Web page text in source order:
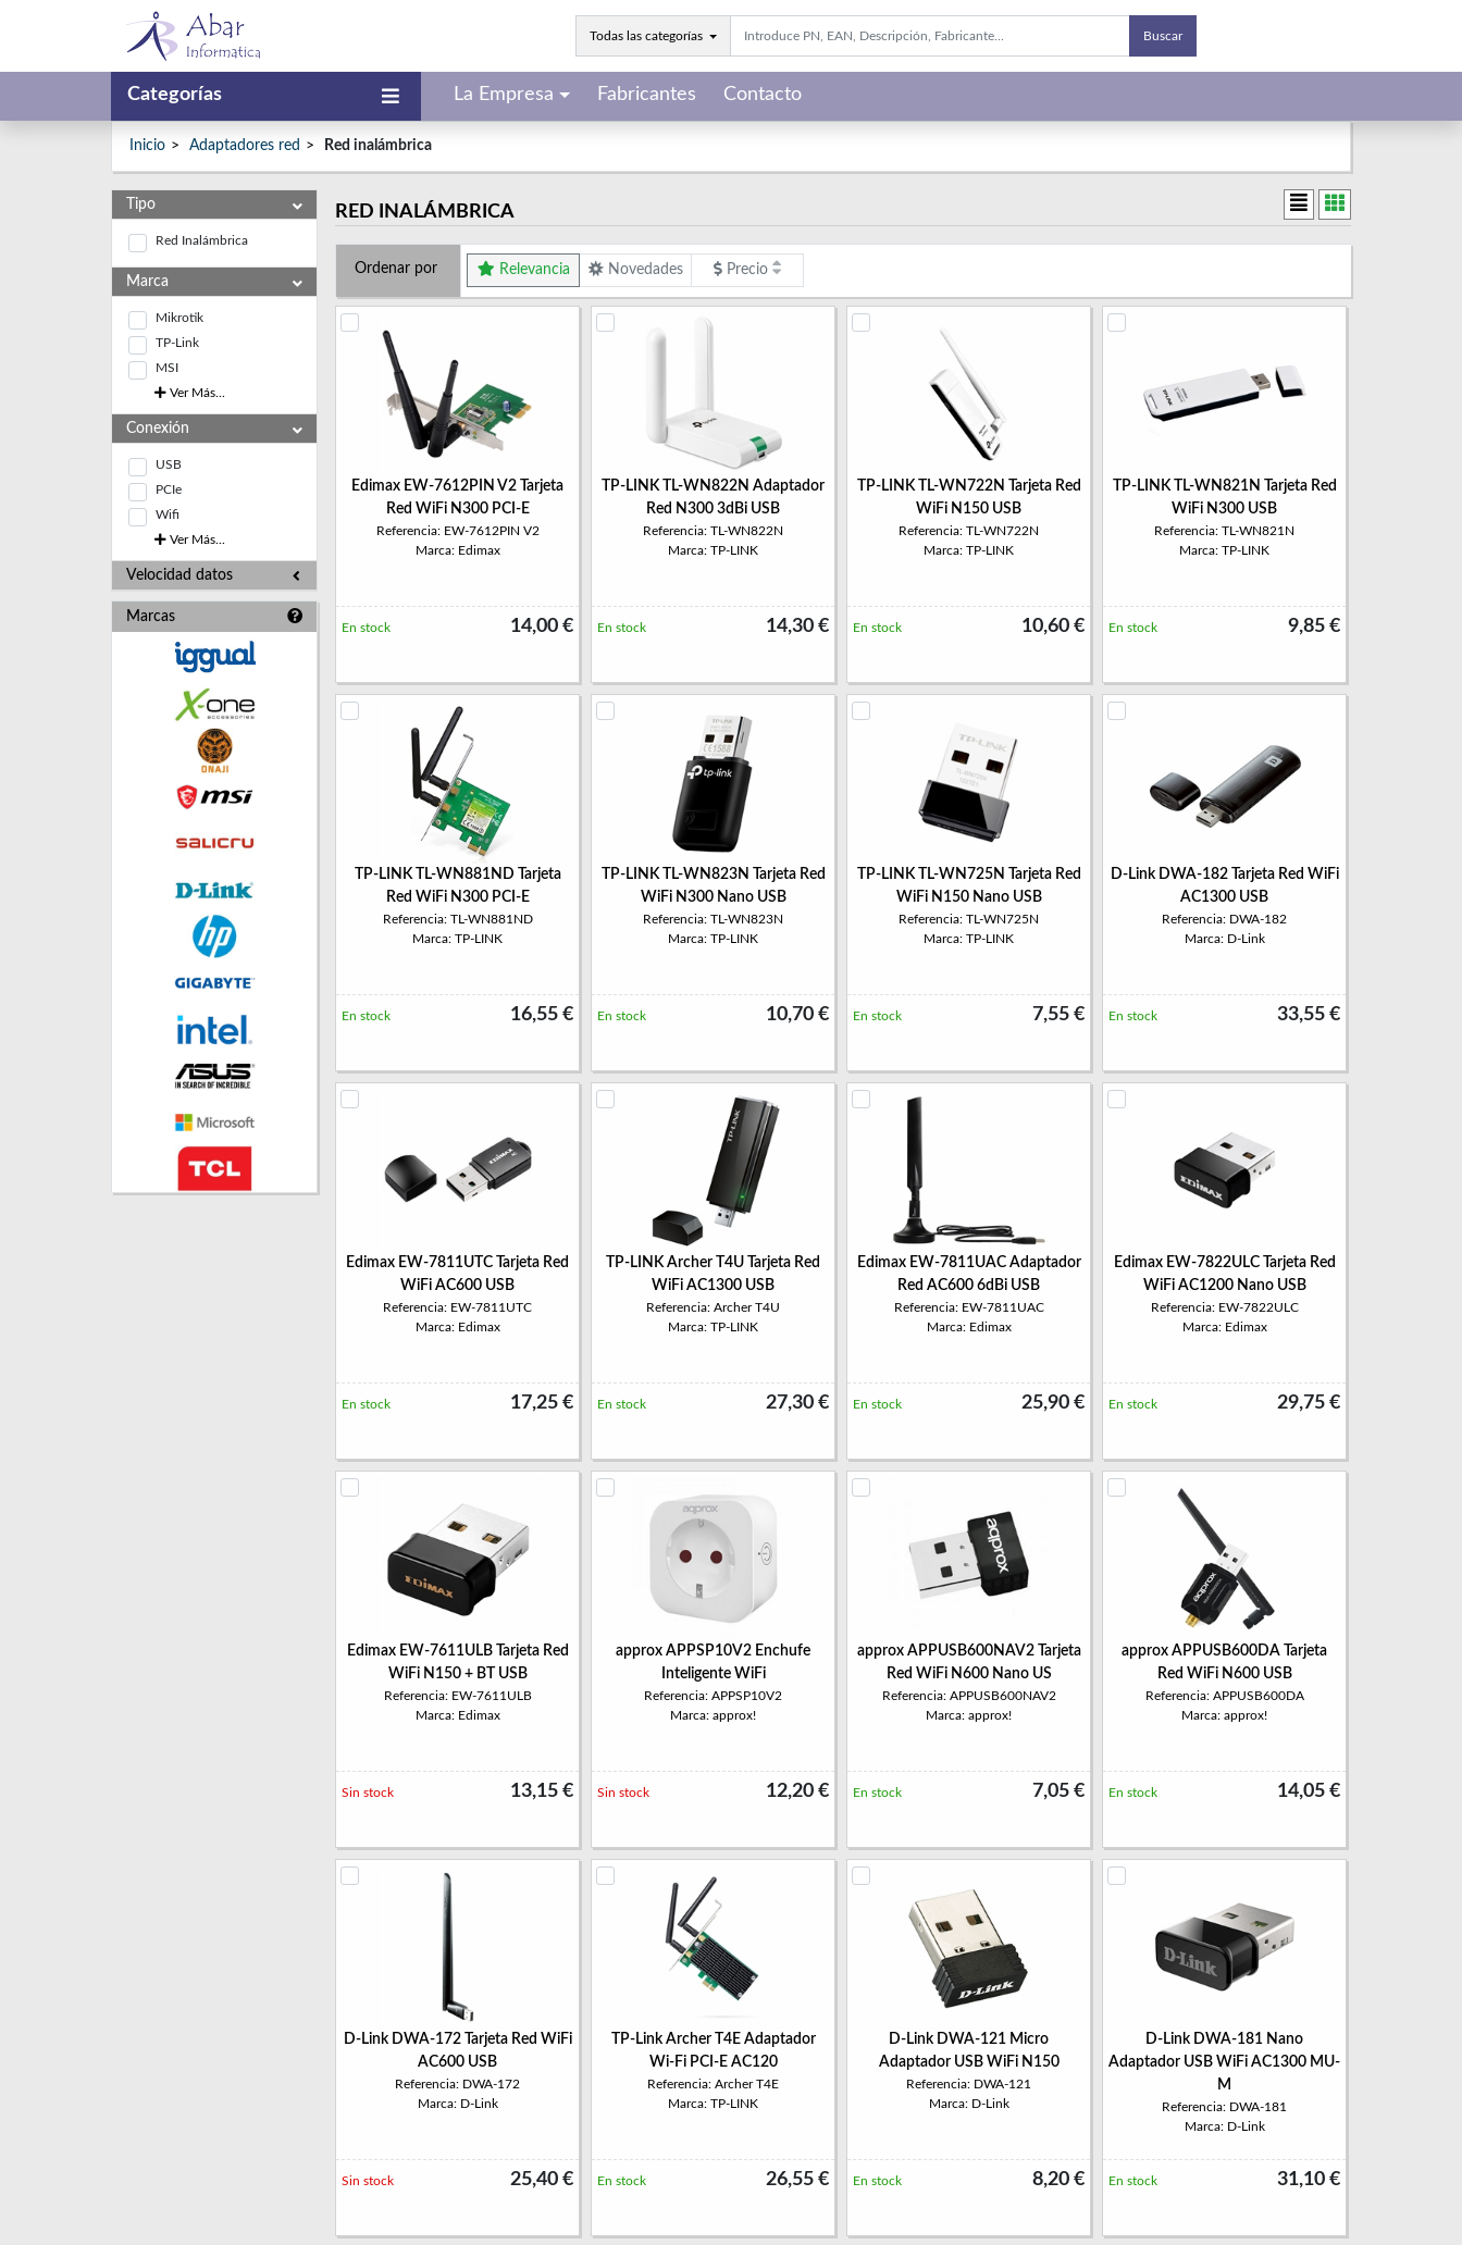
Todas las categorías Buscar
Categorías La Empresa Fabricantes Contacto
Inicio Adaptadores red Red inalámbrica
Tipo
Red Inalámbrica
Marca
Mikrotik
TP-Link
MSI
Ver Más...
Conexión
USB
PCIe
Wifi
Ver Más...
Velocidad datos
Marcas
RED INALÁMBRICA
Ordenar por Relevancia Novedades Precio
Edimax EW-7612PIN V2 Tarjeta
Red WiFi N300 PCI-E
Referencia: EW-7612PIN V2
Marca: Edimax
14,00 €
En stock
TP-LINK TL-WN822N Adaptador
Red N300 3dBi USB
Referencia: TL-WN822N
Marca: TP-LINK
14,30 €
En stock
TP-LINK TL-WN722N Tarjeta Red
WiFi N150 USB
Referencia: TL-WN722N
Marca: TP-LINK
10,60 €
En stock
TP-LINK TL-WN821N Tarjeta Red
WiFi N300 USB
Referencia: TL-WN821N
Marca: TP-LINK
9,85 €
En stock
TP-LINK TL-WN881ND Tarjeta
Red WiFi N300 PCI-E
Referencia: TL-WN881ND
Marca: TP-LINK
16,55 €
En stock
TP-LINK TL-WN823N Tarjeta Red
WiFi N300 Nano USB
Referencia: TL-WN823N
Marca: TP-LINK
10,70 €
En stock
TP-LINK TL-WN725N Tarjeta Red
WiFi N150 Nano USB
Referencia: TL-WN725N
Marca: TP-LINK
7,55 €
En stock
D-Link DWA-182 Tarjeta Red WiFi
AC1300 USB
Referencia: DWA-182
Marca: D-Link
33,55 €
En stock
Edimax EW-7811UTC Tarjeta Red
WiFi AC600 USB
Referencia: EW-7811UTC
Marca: Edimax
17,25 €
En stock
TP-LINK Archer T4U Tarjeta Red
WiFi AC1300 USB
Referencia: Archer T4U
Marca: TP-LINK
27,30 €
En stock
Edimax EW-7811UAC Adaptador
Red AC600 6dBi USB
Referencia: EW-7811UAC
Marca: Edimax
25,90 €
En stock
Edimax EW-7822ULC Tarjeta Red
WiFi AC1200 Nano USB
Referencia: EW-7822ULC
Marca: Edimax
29,75 €
En stock
Edimax EW-7611ULB Tarjeta Red
WiFi N150 + BT USB
Referencia: EW-7611ULB
Marca: Edimax
13,15 €
Sin stock
approx APPSP10V2 Enchufe
Inteligente WiFi
Referencia: APPSP10V2
Marca: approx!
12,20 €
Sin stock
approx APPUSB600NAV2 Tarjeta
Red WiFi N600 Nano US
Referencia: APPUSB600NAV2
Marca: approx!
7,05 €
En stock
approx APPUSB600DA Tarjeta
Red WiFi N600 USB
Referencia: APPUSB600DA
Marca: approx!
14,05 €
En stock
D-Link DWA-172 Tarjeta Red WiFi
AC600 USB
Referencia: DWA-172
Marca: D-Link
25,40 €
Sin stock
TP-Link Archer T4E Adaptador
Wi-Fi PCI-E AC120
Referencia: Archer T4E
Marca: TP-LINK
26,55 €
En stock
D-Link DWA-121 Micro
Adaptador USB WiFi N150
Referencia: DWA-121
Marca: D-Link
8,20 €
En stock
D-Link DWA-181 Nano
Adaptador USB WiFi AC1300 MU-
M
Referencia: DWA-181
Marca: D-Link
31,10 €
En stock